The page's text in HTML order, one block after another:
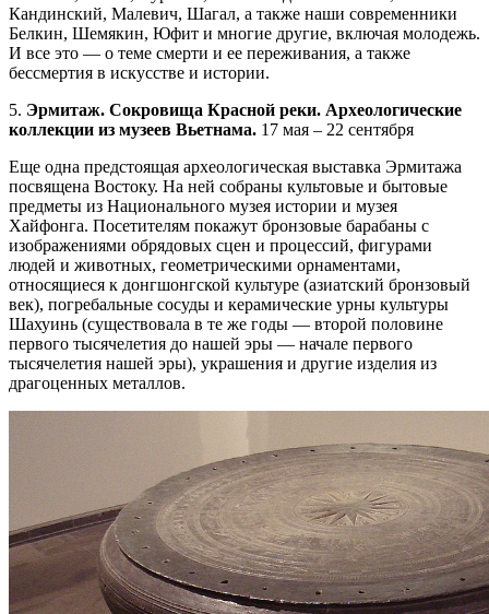
Кандинский, Малевич, Шагал, а также наши современники
Белкин, Шемякин, Юфит и многие другие, включая молодежь.
И все это — о теме смерти и ее переживания, а также
бессмертия в искусстве и истории.
5. Эрмитаж. Сокровища Красной реки. Археологические
коллекции из музеев Вьетнама. 17 мая – 22 сентября
Еще одна предстоящая археологическая выставка Эрмитажа
посвящена Востоку. На ней собраны культовые и бытовые
предметы из Национального музея истории и музея
Хайфонга. Посетителям покажут бронзовые барабаны с
изображениями обрядовых сцен и процессий, фигурами
людей и животных, геометрическими орнаментами,
относящиеся к донгшонгской культуре (азиатский бронзовый
век), погребальные сосуды и керамические урны культуры
Шахуинь (существовала в те же годы — второй половине
первого тысячелетия до нашей эры — начале первого
тысячелетия нашей эры), украшения и другие изделия из
драгоценных металлов.